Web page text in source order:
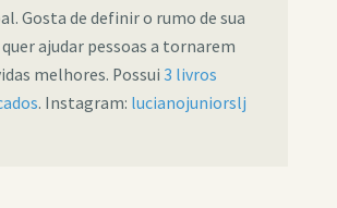
Gosta de definir o rumo de sua
quer ajudar pessoas a tornarem
melhores. Possui 3 livros
. Instagram: lucianojuniorslj